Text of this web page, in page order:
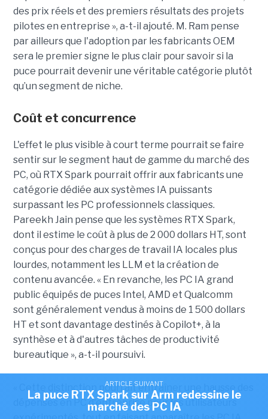
ARTICLE SUIVANT
La puce RTX Spark sur Arm redessine le
marché des PC IA
des prix réels et des premiers résultats des projets
pilotes en entreprise », a-t-il ajouté. M. Ram pense
par ailleurs que l'adoption par les fabricants OEM
sera le premier signe le plus clair pour savoir si la
puce pourrait devenir une véritable catégorie plutôt
qu’un segment de niche.
Coût et concurrence
L'effet le plus visible à court terme pourrait se faire
sentir sur le segment haut de gamme du marché des
PC, où RTX Spark pourrait offrir aux fabricants une
catégorie dédiée aux systèmes IA puissants
surpassant les PC professionnels classiques.
Pareekh Jain pense que les systèmes RTX Spark,
dont il estime le coût à plus de 2 000 dollars HT, sont
conçus pour des charges de travail IA locales plus
lourdes, notamment les LLM et la création de
contenu avancée. « En revanche, les PC IA grand
public équipés de puces Intel, AMD et Qualcomm
sont généralement vendus à moins de 1 500 dollars
HT et sont davantage destinés à Copilot+, à la
synthèse et à d'autres tâches de productivité
bureautique », a-t-il poursuivi.
« Cette distinction pourrait entraîner une hausse des
dépenses en PC d'entreprise pour les utilisateurs